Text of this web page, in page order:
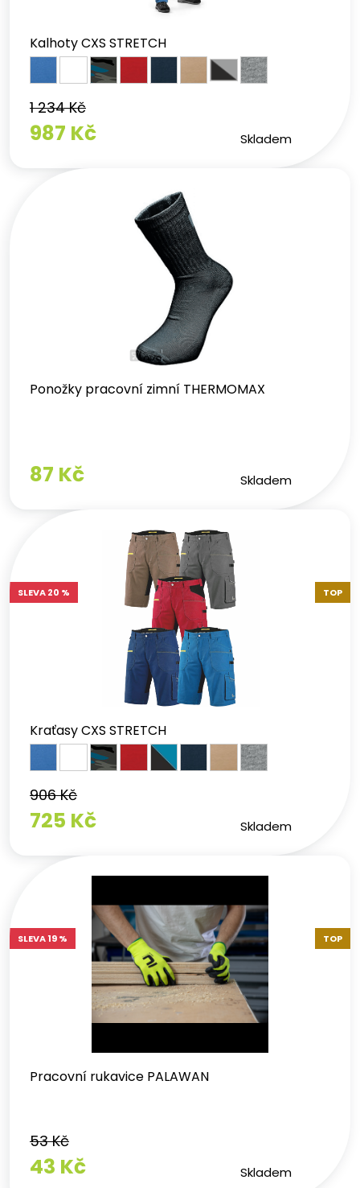
Kalhoty CXS STRETCH
1 234 Kč
987 Kč Skladem
Ponožky pracovní zimní THERMOMAX
87 Kč Skladem
Kraťasy CXS STRETCH
906 Kč
725 Kč Skladem
SLEVA 20 % TOP
Pracovní rukavice PALAWAN
53 Kč
43 Kč Skladem
SLEVA 19 % TOP